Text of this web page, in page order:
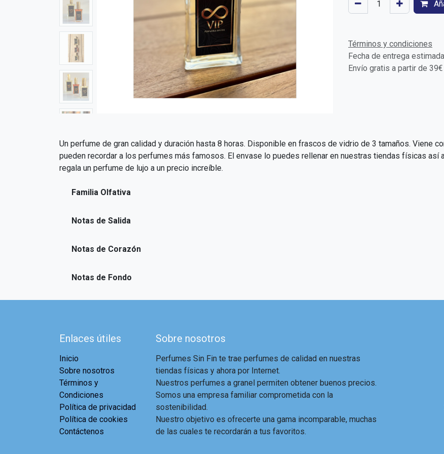
Términos y condiciones
Fecha de entrega
Envío gratis a partir de
Un perfume de gran calidad y duración hasta 8 horas. Disponible en frascos de vidrio de 3 tamaños. Viene
pueden recordar a los perfumes más famosos. El envase lo puedes rellenar en nuestras tiendas físicas así
regala un perfume de lujo a un precio increíble.
Familia Olfativa
Notas de Salida
Notas de Corazón
Notas de Fondo
Enlaces útiles
Inicio
Sobre nosotros
Términos y
Condiciones
Política de privacidad
Política de cookies
Contáctenos
Sobre nosotros
Perfumes Sin Fin te trae perfumes de calidad en nuestras
tiendas físicas y ahora por Internet.
Nuestros perfumes a granel permiten obtener buenos precios.
Somos una empresa familiar comprometida con la
sostenibilidad.
Nuestro objetivo es ofrecerte una gama incomparable, muchas
de las cuales te recordarán a tus favoritos.